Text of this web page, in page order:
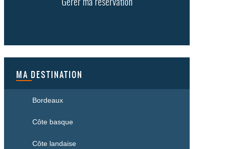
Gérer ma réservation
MA DESTINATION
Bordeaux
Côte basque
Côte landaise